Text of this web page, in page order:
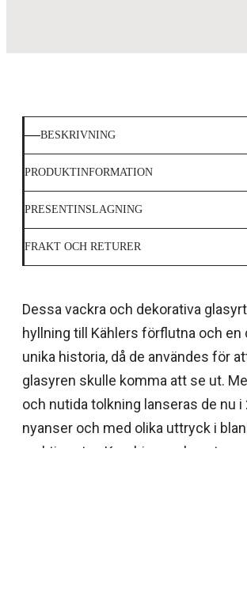
BESKRIVNING
PRODUKTINFORMATION
PRESENTINSLAGNING
FRAKT OCH RETURER
Dessa vackra och dekorativa
hyllning till Kählers förflutna och en
unika historia, då de användes för
glasyren skulle komma att se ut.
och nutida tolkning lanseras de nu i
nyanser och med olika uttryck i
reaktiva ytor. Kombinera